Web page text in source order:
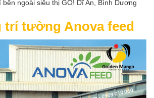
ngoài siêu thị GO! Dĩ An, Bình Dương
trí tường Anova feed